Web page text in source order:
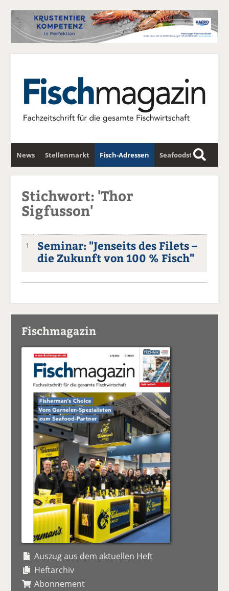
News Stellenmarkt Fisch-Adressen Seafoodstar
Fischwirtschafts-Gipfel Newsletter
S
u
Stichwort: 'Thor
Sigfusson'
1
Seminar: "Jenseits des Filets –
die Zukunft von 100 % Fisch"
Fischmagazin
Auszug aus dem aktuellen Heft
Heftarchiv
Abonnement